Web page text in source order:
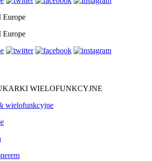
Europe
Europe
WIELOFUNKCYJNE
wielofunkcyjne